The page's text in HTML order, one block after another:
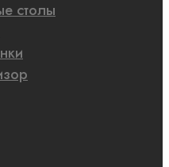
столы